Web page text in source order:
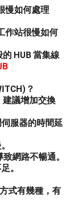
慢如何處理
作站很慢如何
HUB 當集線
？
建議增加交換
服器的時間延
網路不暢通。
。
式有幾種，有